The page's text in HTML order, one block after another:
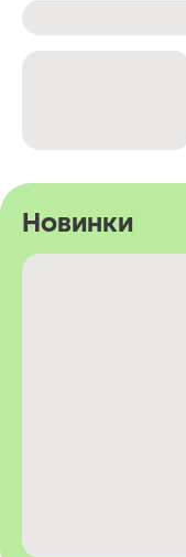
Новинки